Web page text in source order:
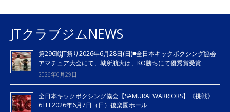
JTクラブジムNEWS
第296戦JT祭り2026年6月28日(日)■全日本キックボクシング協会
アマチュア大会にて、城所航大は、KO勝ちにて優秀賞受賞
2026年6月29日
全日本キックボクシング協会【SAMURAI WARRIORS】《挑戦》
6TH 2026年6月7日（日）後楽園ホール